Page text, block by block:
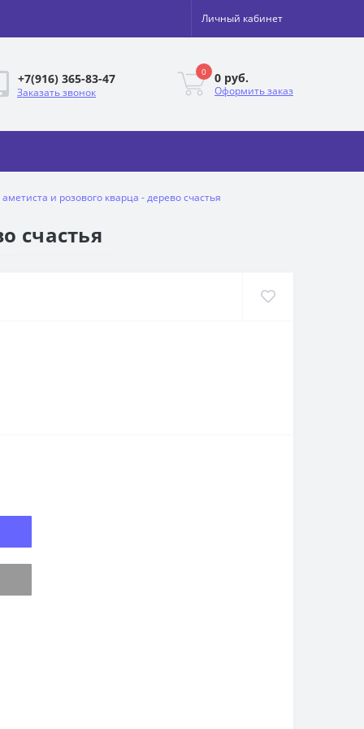
Личный кабинет
+7(916) 365-83-47
Заказать звонок
0 0 руб.
Оформить заказ
и розового кварца - дерево счастья
счастья